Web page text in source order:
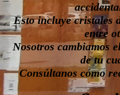
Esto incluye cristales
entre
Nosotros cambiamos
de tu
Consúltanos cómo